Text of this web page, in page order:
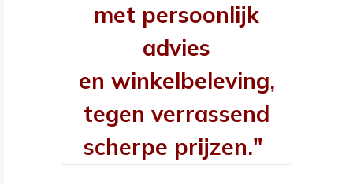
met persoonlijk
advies
en winkelbeleving,
tegen verrassend
scherpe prijzen."